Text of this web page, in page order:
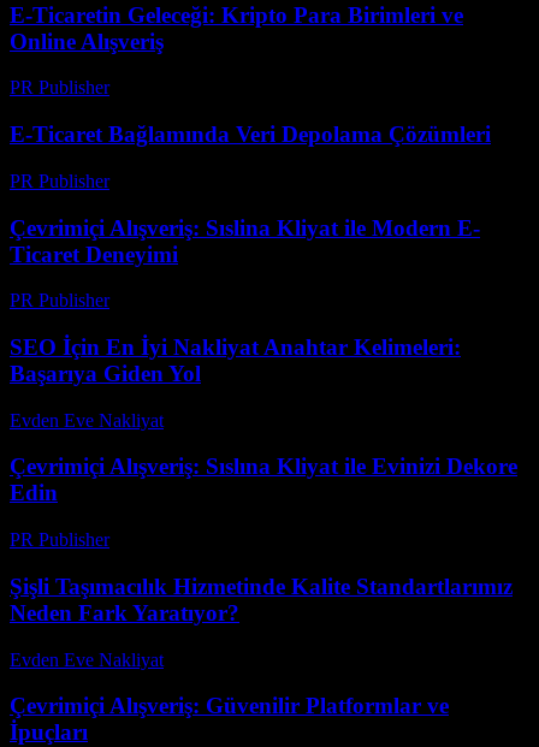
E-Ticaretin Geleceği: Kripto Para Birimleri ve
Online Alışveriş
PR Publisher-
E-Ticaret Bağlamında Veri Depolama Çözümleri
PR Publisher-
Çevrimiçi Alışveriş: Sıslina Kliyat ile Modern E-
Ticaret Deneyimi
PR Publisher-
SEO İçin En İyi Nakliyat Anahtar Kelimeleri:
Başarıya Giden Yol
Evden Eve Nakliyat
Çevrimiçi Alışveriş: Sıslına Kliyat ile Evinizi Dekore
Edin
PR Publisher-
Şişli Taşımacılık Hizmetinde Kalite Standartlarımız
Neden Fark Yaratıyor?
Evden Eve Nakliyat
Çevrimiçi Alışveriş: Güvenilir Platformlar ve
İpuçları